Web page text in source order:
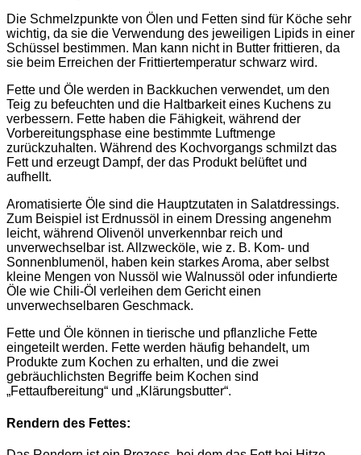
Die Schmelzpunkte von Ölen und Fetten sind für Köche sehr
wichtig, da sie die Verwendung des jeweiligen Lipids in einer
Schüssel bestimmen. Man kann nicht in Butter frittieren, da
sie beim Erreichen der Frittiertemperatur schwarz wird.
Fette und Öle werden in Backkuchen verwendet, um den
Teig zu befeuchten und die Haltbarkeit eines Kuchens zu
verbessern. Fette haben die Fähigkeit, während der
Vorbereitungsphase eine bestimmte Luftmenge
zurückzuhalten. Während des Kochvorgangs schmilzt das
Fett und erzeugt Dampf, der das Produkt belüftet und
aufhellt.
Aromatisierte Öle sind die Hauptzutaten in Salatdressings.
Zum Beispiel ist Erdnussöl in einem Dressing angenehm
leicht, während Olivenöl unverkennbar reich und
unverwechselbar ist. Allzwecköle, wie z. B. Kom- und
Sonnenblumenöl, haben kein starkes Aroma, aber selbst
kleine Mengen von Nussöl wie Walnussöl oder infundierte
Öle wie Chili-Öl verleihen dem Gericht einen
unverwechselbaren Geschmack.
Fette und Öle können in tierische und pflanzliche Fette
eingeteilt werden. Fette werden häufig behandelt, um
Produkte zum Kochen zu erhalten, und die zwei
gebräuchlichsten Begriffe beim Kochen sind
„Fettaufbereitung“ und „Klärungsbutter“.
Rendern des Fettes: